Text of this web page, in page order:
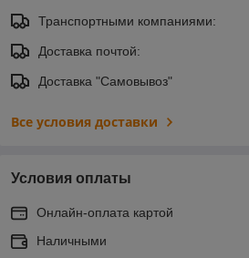
Транспортными компаниями:
Доставка почтой:
Доставка "Самовывоз"
Все условия доставки
Условия оплаты
Онлайн-оплата картой
Наличными